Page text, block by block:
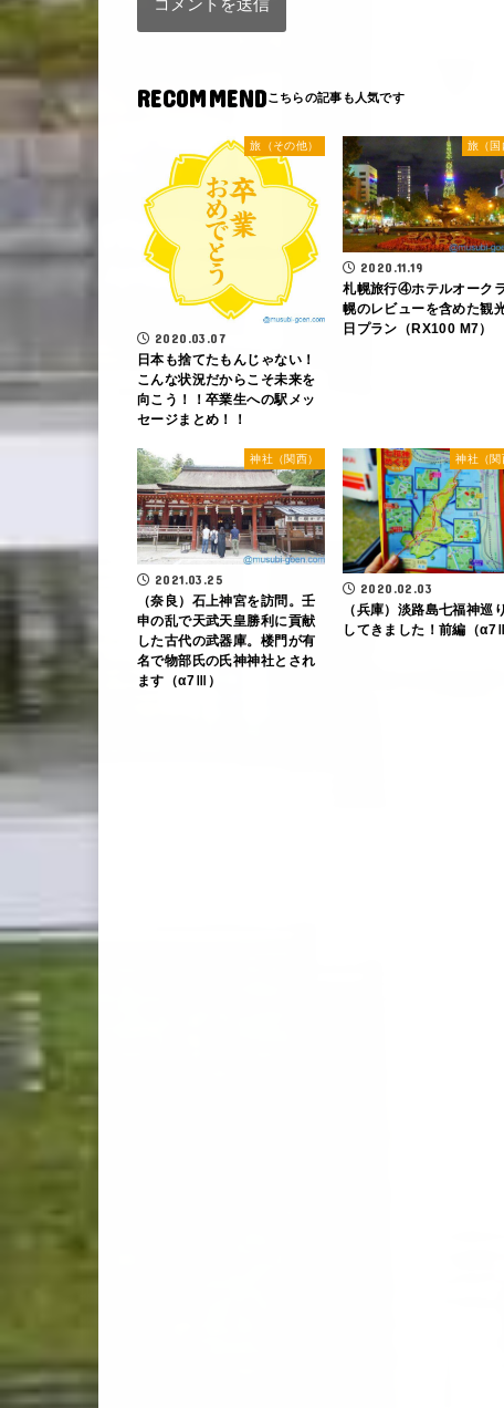
RECOMMEND
旅（その他）
2020.03.07
日本も捨てたもんじゃない！
こんな状況だからこそ未来を
向こう！！卒業生への駅メッ
セージまとめ！！
旅（国
2020.11.19
札幌旅行④ホテルオーク
幌のレビューを含めた観
日プラン（RX100 M7）
神社（関西）
2021.03.25
（奈良）石上神宮を訪問。壬
申の乱で天武天皇勝利に貢献
した古代の武器庫。楼門が有
名で物部氏の氏神神社とされ
ます（α7Ⅲ）
神社（関
2020.02.03
（兵庫）淡路島七福神巡
してきました！前編（